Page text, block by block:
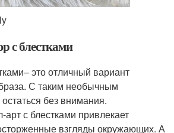
с блестками
это отличный вариант
С таким необычным
без внимания.
с блестками привлекает
взгляды окружающих. А